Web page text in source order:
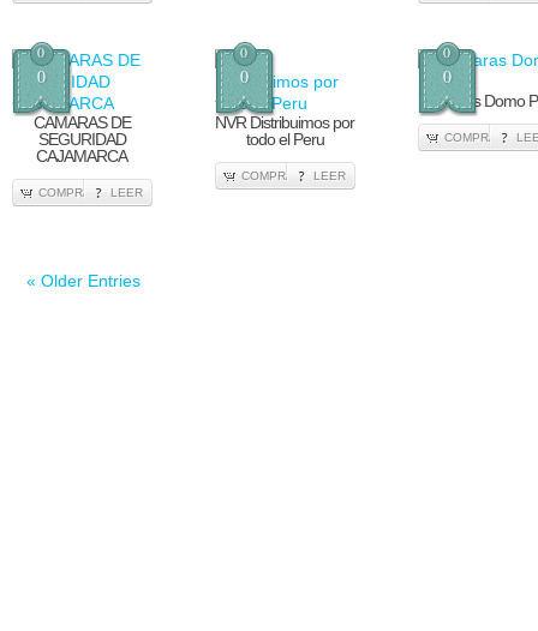
0
0
CAMARAS DE
SEGURIDAD
CAJAMARCA
COMPRA LEER
0
0
NVR Distribuimos por
todo el Peru
COMPRA LEER
0
0
Camaras Domo
COMPRA
« Older Entries